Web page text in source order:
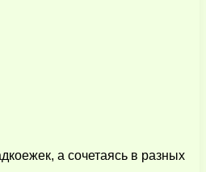
а сочетаясь в разных